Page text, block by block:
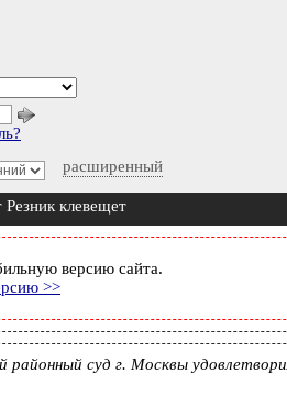
расширенный
клевещет
версию сайта.
>>
районный суд г. Москвы